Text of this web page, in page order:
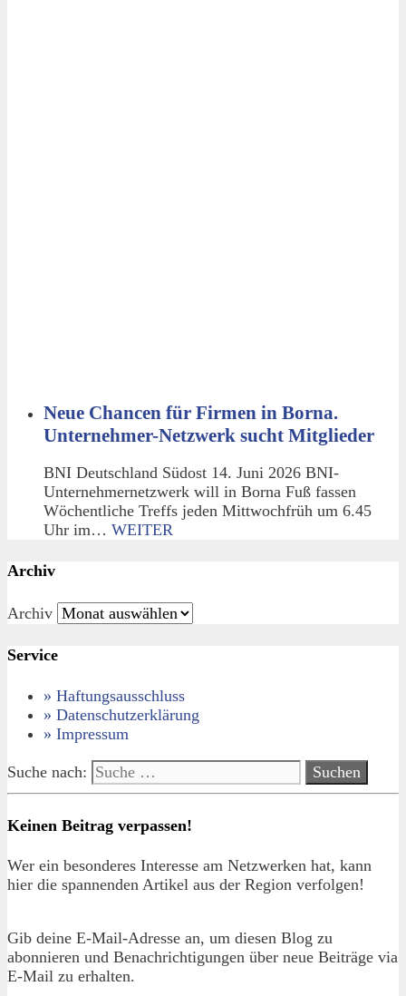
Neue Chancen für Firmen in Borna.
Unternehmer-Netzwerk sucht Mitglieder
BNI Deutschland Südost 14. Juni 2026 BNI-
Unternehmernetzwerk will in Borna Fuß fassen
Wöchentliche Treffs jeden Mittwochfrüh um 6.45
Uhr im… WEITER
Archiv
Archiv
Service
» Haftungsausschluss
» Datenschutzerklärung
» Impressum
Suche nach:
Keinen Beitrag verpassen!
Wer ein besonderes Interesse am Netzwerken hat, kann
hier die spannenden Artikel aus der Region verfolgen!
Gib deine E-Mail-Adresse an, um diesen Blog zu
abonnieren und Benachrichtigungen über neue Beiträge via
E-Mail zu erhalten.